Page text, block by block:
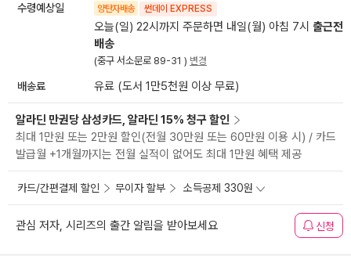
수령예상일 양탄자배송 썬데이 EXPRESS
오늘(일) 22시까지 주문하면 내일(월) 아침 7시 출근전
배송
(중구 서소문로 89-31 ) 변경
배송료 유료 (도서 1만5천원 이상 무료)
알라딘 만권당 삼성카드, 알라딘 15% 청구 할인
최대 1만원 또는 2만원 할인(전월 30만원 또는 60만원 이용 시) / 카드
발급월 +1개월까지는 전월 실적이 없어도 최대 1만원 혜택 제공
카드/간편결제 할인 무이자 할부 소득공제 330원
관심 저자, 시리즈의 출간 알림을 받아보세요 신청